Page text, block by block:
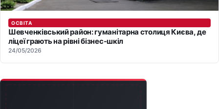
ОСВІТА
Шевченківський район: гуманітарна столиця Києва, де
ліцеї грають на рівні бізнес-шкіл
24/05/2026